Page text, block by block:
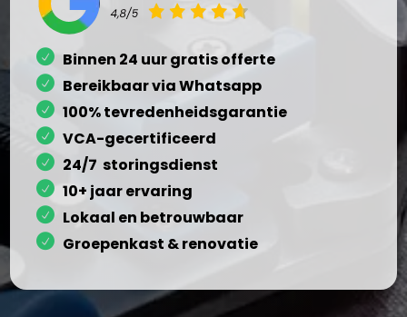
Binnen 24 uur gratis offerte
Bereikbaar via Whatsapp
100% tevredenheidsgarantie
VCA-gecertificeerd
24/7 storingsdienst
10+ jaar ervaring
Lokaal en betrouwbaar
Groepenkast & renovatie